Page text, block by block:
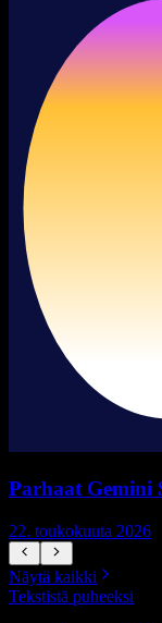
Parhaat Gemini
22. toukokuuta 2026
Näytä kaikki
Tekstistä puheeksi